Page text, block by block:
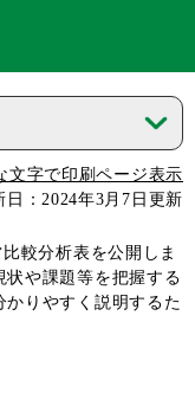
文字で印刷ページ表示
日：2024年3月7日更新
較分析表を公開しま
や課題等を把握する
かりやすく説明するた